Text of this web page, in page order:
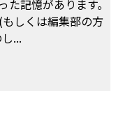
記憶があります。
しくは編集部の方
...